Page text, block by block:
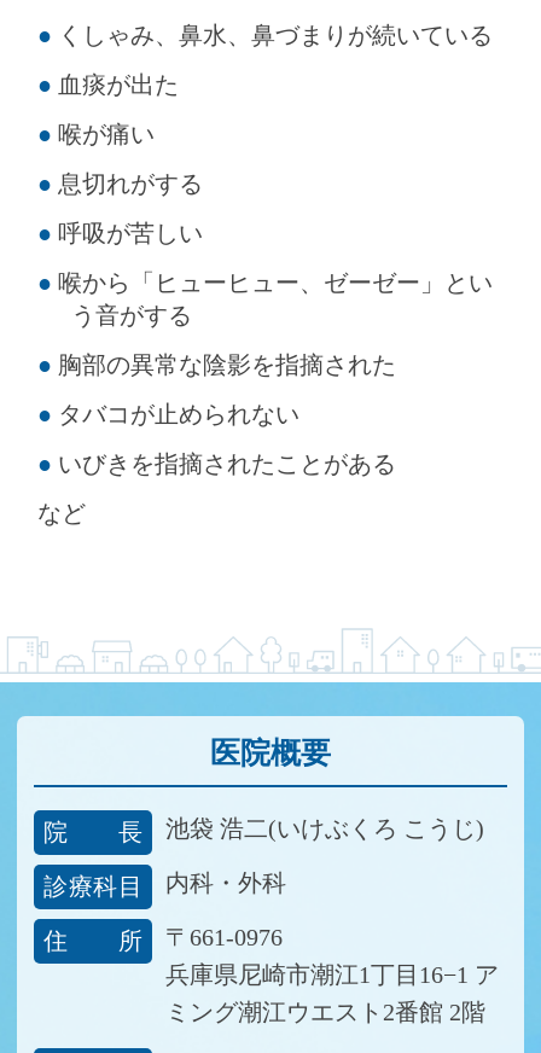
くしゃみ、鼻水、鼻づまりが続いている
血痰が出た
喉が痛い
息切れがする
呼吸が苦しい
喉から「ヒューヒュー、ゼーゼー」とい
う音がする
胸部の異常な陰影を指摘された
タバコが止められない
いびきを指摘されたことがある
など
医院概要
院長 池袋 浩二(いけぶくろ こうじ)
診療科目 内科・外科
住所
〒661-0976
兵庫県尼崎市潮江1丁目16−1 ア
ミング潮江ウエスト2番館 2階